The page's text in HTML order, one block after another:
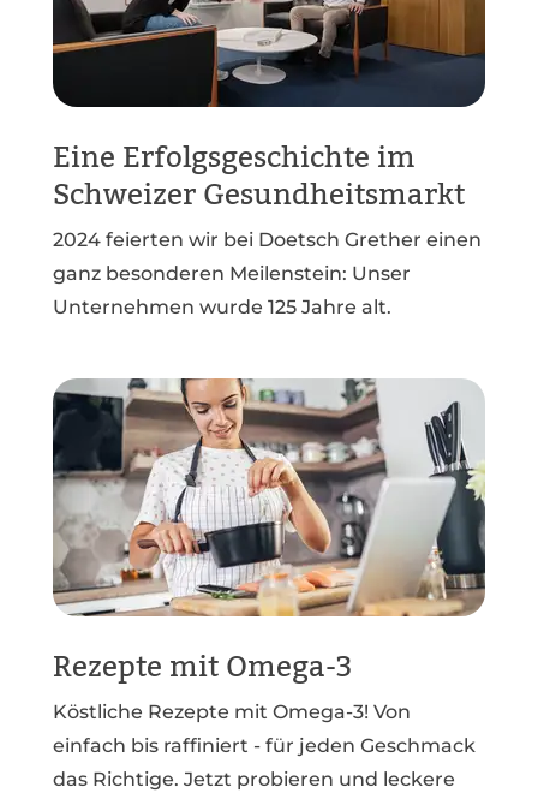
Eine Erfolgsgeschichte im
Schweizer Gesundheitsmarkt
2024 feierten wir bei Doetsch Grether einen
ganz besonderen Meilenstein: Unser
Unternehmen wurde 125 Jahre alt.
Rezepte mit Omega-3
Köstliche Rezepte mit Omega-3! Von
einfach bis raffiniert - für jeden Geschmack
das Richtige. Jetzt probieren und leckere